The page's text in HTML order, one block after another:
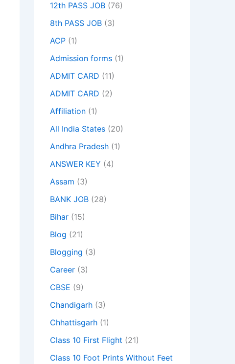
12th PASS JOB (76)
8th PASS JOB (3)
ACP (1)
Admission forms (1)
ADMIT CARD (11)
ADMIT CARD (2)
Affiliation (1)
All India States (20)
Andhra Pradesh (1)
ANSWER KEY (4)
Assam (3)
BANK JOB (28)
Bihar (15)
Blog (21)
Blogging (3)
Career (3)
CBSE (9)
Chandigarh (3)
Chhattisgarh (1)
Class 10 First Flight (21)
Class 10 Foot Prints Without Feet